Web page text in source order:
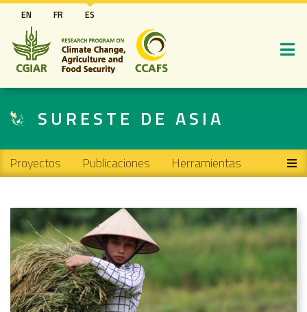
Pasar
al
contenido
principal
EN FR ES
SURESTE DE ASIA
Main navigation
Proyectos Publicaciones Herramientas